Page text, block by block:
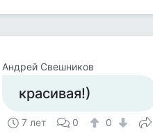
Андрей Свешников
красивая!)
7 лет 0 0